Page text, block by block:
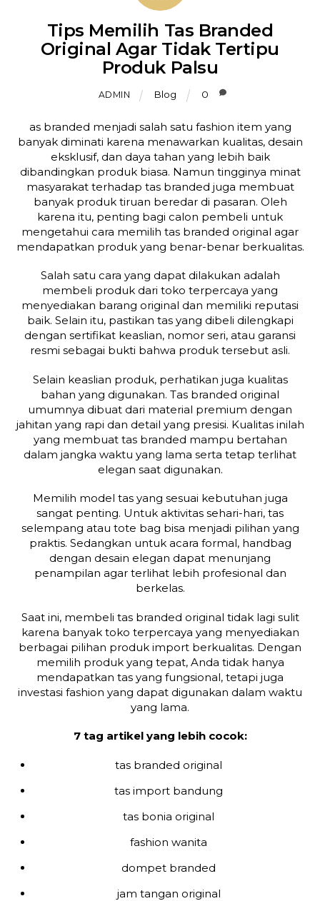
Tips Memilih Tas Branded
Original Agar Tidak Tertipu
Produk Palsu
ADMIN Blog 0
as branded menjadi salah satu fashion item yang
banyak diminati karena menawarkan kualitas, desain
eksklusif, dan daya tahan yang lebih baik
dibandingkan produk biasa. Namun tingginya minat
masyarakat terhadap tas branded juga membuat
banyak produk tiruan beredar di pasaran. Oleh
karena itu, penting bagi calon pembeli untuk
mengetahui cara memilih tas branded original agar
mendapatkan produk yang benar-benar berkualitas.
Salah satu cara yang dapat dilakukan adalah
membeli produk dari toko terpercaya yang
menyediakan barang original dan memiliki reputasi
baik. Selain itu, pastikan tas yang dibeli dilengkapi
dengan sertifikat keaslian, nomor seri, atau garansi
resmi sebagai bukti bahwa produk tersebut asli.
Selain keaslian produk, perhatikan juga kualitas
bahan yang digunakan. Tas branded original
umumnya dibuat dari material premium dengan
jahitan yang rapi dan detail yang presisi. Kualitas inilah
yang membuat tas branded mampu bertahan
dalam jangka waktu yang lama serta tetap terlihat
elegan saat digunakan.
Memilih model tas yang sesuai kebutuhan juga
sangat penting. Untuk aktivitas sehari-hari, tas
selempang atau tote bag bisa menjadi pilihan yang
praktis. Sedangkan untuk acara formal, handbag
dengan desain elegan dapat menunjang
penampilan agar terlihat lebih profesional dan
berkelas.
Saat ini, membeli tas branded original tidak lagi sulit
karena banyak toko terpercaya yang menyediakan
berbagai pilihan produk import berkualitas. Dengan
memilih produk yang tepat, Anda tidak hanya
mendapatkan tas yang fungsional, tetapi juga
investasi fashion yang dapat digunakan dalam waktu
yang lama.
7 tag artikel yang lebih cocok:
tas branded original
tas import bandung
tas bonia original
fashion wanita
dompet branded
jam tangan original